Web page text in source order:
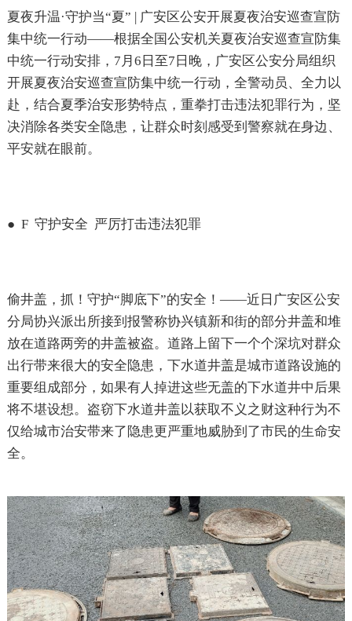
夏夜升温·守护当“夏”
广安区公安开展夏夜治安巡查宣防
集中统一行动——根据全国公安机关夏夜治安巡查宣防集
中统一行动安排， 7 月 6 日至7 日晚，广安区公安分局组织
开展夏夜治安巡查宣防集中统一行动，全警动员、全力以
赴，结合夏季治安形势特点，重拳打击违法犯罪行为，坚
决消除各类安全隐患，让群众时刻感受到警察就在身边、
平安就在眼前。
● F 守护安全 严厉打击违法犯罪
偷井盖，抓！守护“脚底下”的安全！——近日广安区公安
分局协兴派出所接到报警称协兴镇新和街的部分井盖和堆
放在道路两旁的井盖被盗。道路上留下一个个深坑对群众
出行带来很大的安全隐患，下水道井盖是城市道路设施的
重要组成部分，如果有人掉进这些无盖的下水道井中后果
将不堪设想。盗窃下水道井盖以获取不义之财这种行为不
仅给城市治安带来了隐患更严重地威胁到了市民的生命安
全。